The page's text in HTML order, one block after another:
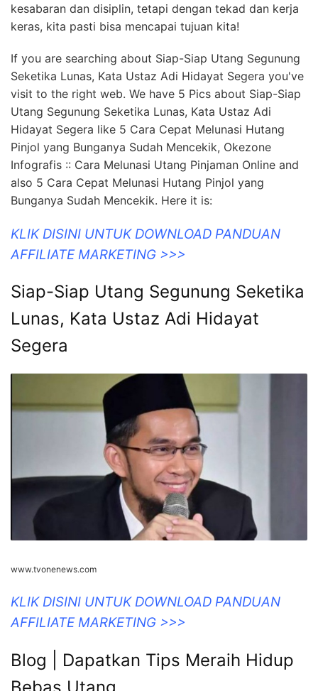
kesabaran dan disiplin, tetapi dengan tekad dan kerja
keras, kita pasti bisa mencapai tujuan kita!
If you are searching about Siap-Siap Utang Segunung
Seketika Lunas, Kata Ustaz Adi Hidayat Segera you've
visit to the right web. We have 5 Pics about Siap-Siap
Utang Segunung Seketika Lunas, Kata Ustaz Adi
Hidayat Segera like 5 Cara Cepat Melunasi Hutang
Pinjol yang Bunganya Sudah Mencekik, Okezone
Infografis :: Cara Melunasi Utang Pinjaman Online and
also 5 Cara Cepat Melunasi Hutang Pinjol yang
Bunganya Sudah Mencekik. Here it is:
KLIK DISINI UNTUK DOWNLOAD PANDUAN
AFFILIATE MARKETING >>>
Siap-Siap Utang Segunung Seketika
Lunas, Kata Ustaz Adi Hidayat
Segera
www.tvonenews.com
KLIK DISINI UNTUK DOWNLOAD PANDUAN
AFFILIATE MARKETING >>>
Blog | Dapatkan Tips Meraih Hidup